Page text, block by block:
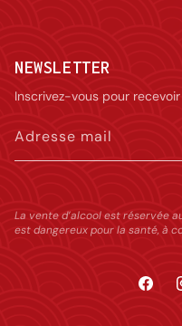
NEWSLETTER
Inscrivez-vous pour
Adresse mail
La vente d’alcool est réservée
est dangereux pour la santé, à